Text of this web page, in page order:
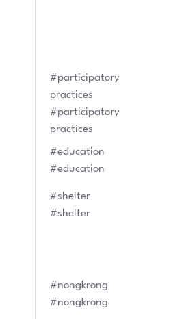
#participatory
practices
#participatory
practices
#education
#education
#shelter
#shelter
#nongkrong
#nongkrong